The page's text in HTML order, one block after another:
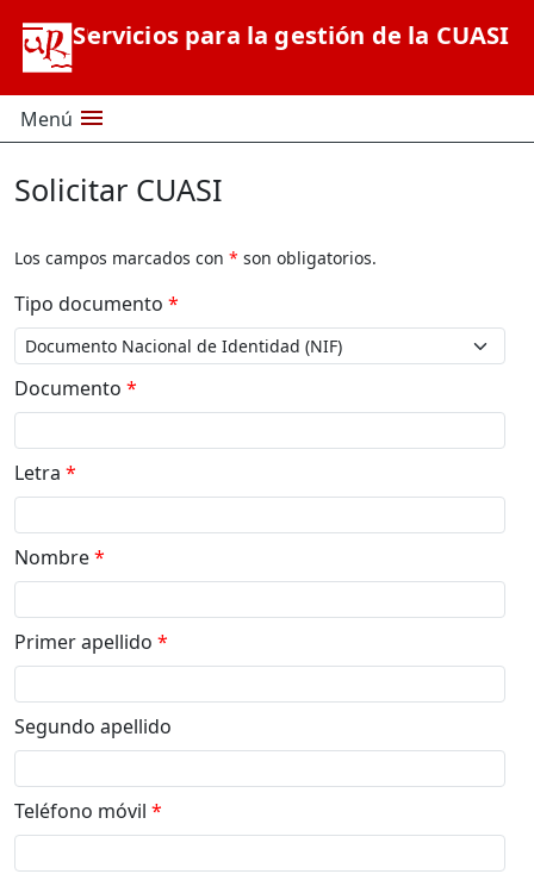
Servicios para la gestión de la CUASI
Menú menu
Solicitar CUASI
Los campos marcados con * son obligatorios.
Tipo documento *
Documento *
Letra *
Nombre*
Primer apellido *
Segundo apellido
Teléfono móvil *